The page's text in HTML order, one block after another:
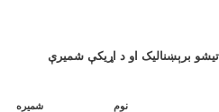
برېښنالیک او د اړیکې شمیرې
شمیره نوم